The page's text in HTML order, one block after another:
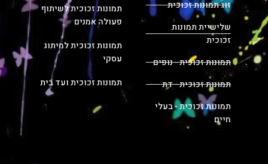
זוג תמונות זכוכית
שלישיית תמונות
זכוכית
תמונות זכוכית - נופים
תמונות זכוכית - דת
תמונות זכוכית - בעלי
חיים
תמונות זכוכית לשיתוף
פעולה אמנים
תמונות זכוכית למיתוג
עסקי
תמונות זכוכית ועד בית